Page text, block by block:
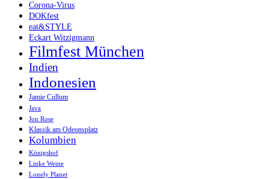
Corona-Virus
DOKfest
eat&STYLE
Eckart Witzigmann
Filmfest München
Indien
Indonesien
Jamie Cullum
Java
Jon Rose
Klassik am Odeonsplatz
Kolumbien
Königshof
Linke Weine
Lonely Planet